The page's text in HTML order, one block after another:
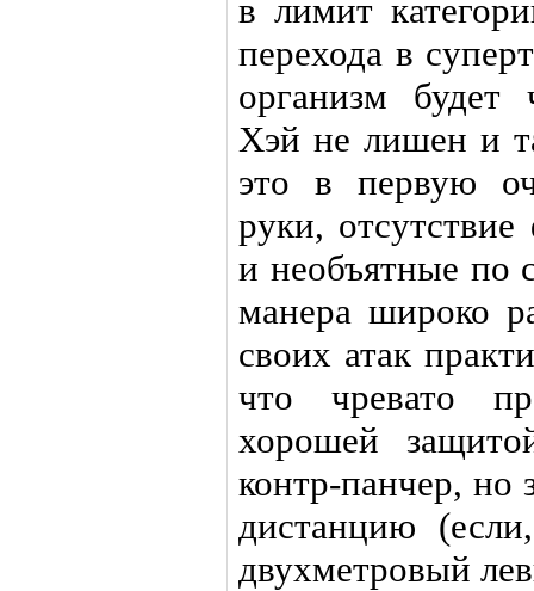
в лимит
перехода в
организм будет
Хэй не лишен и
это в первую
руки,
и необъятные по
манера широко
своих атак
что чревато
хорошей
контр-панчер, но
дистанцию
двухметровый